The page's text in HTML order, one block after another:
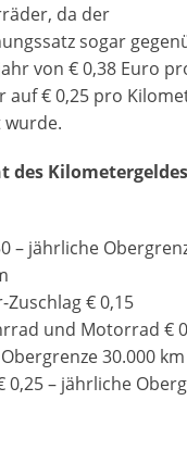
da der
sogar
von € 0,38 Euro
auf € 0,25 pro
des
– jährliche
€ 0,15
und Motorrad €
30.000 km
0,25 – jährliche